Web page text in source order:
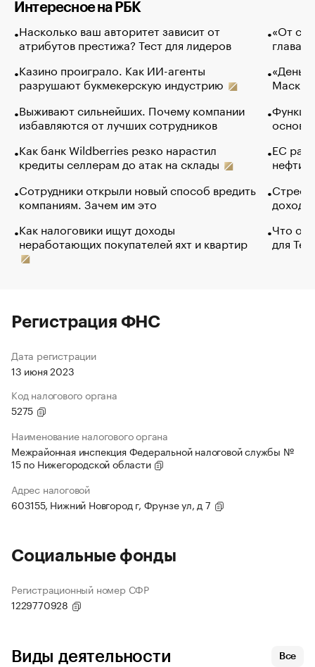
Интересное на РБК
Насколько ваш авторитет зависит от
атрибутов престижа? Тест для лидеров
Казино проиграло. Как ИИ-агенты
разрушают букмекерскую индустрию
Выживают сильнейших. Почему компании
избавляются от лучших сотрудников
Как банк Wildberries резко нарастил
кредиты селлерам до атак на склады
Сотрудники открыли новый способ вредить
компаниям. Зачем им это
Как налоговики ищут доходы
неработающих покупателей яхт и квартир
«От
глава
Маск в
основ
ЕС
нефти
Что
для
Регистрация ФНС
Дата регистрации
13 июня 2023
Код налогового органа
5275
Наименование налогового органа
Межрайонная инспекция Федеральной налоговой службы №
15 по Нижегородской области
Адрес налоговой
603155, Нижний Новгород г, Фрунзе ул, д 7
Социальные фонды
Регистрационный номер СФР
1229770928
Виды деятельности Все